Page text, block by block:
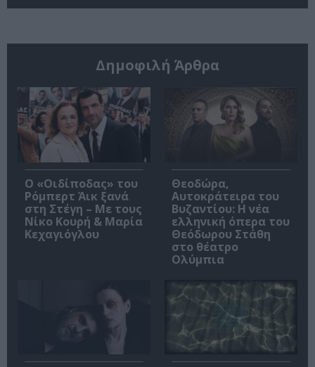
Δημοφιλή Άρθρα
O «Οιδίποδας» του
Ρόμπερτ Άικ ξανά
στη Στέγη – Με τους
Νίκο Κουρή & Μαρία
Κεχαγιόγλου
Θεοδώρα,
Αυτοκράτειρα του
Βυζαντίου: Η νέα
ελληνική όπερα του
Θεόδωρου Στάθη
στο θέατρο
Ολύμπια